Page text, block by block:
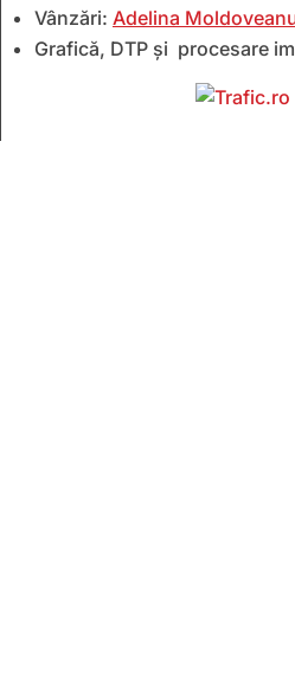
Vânzări: Adelina
Grafică, DTP și procesare